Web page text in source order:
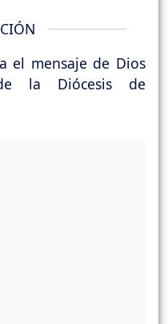
el mensaje de Dios
la Diócesis de